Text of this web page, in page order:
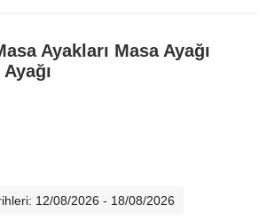
Ayakları Masa Ayağı
12/08/2026 - 18/08/2026